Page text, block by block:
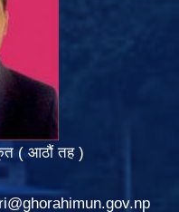
( आठौं तह )